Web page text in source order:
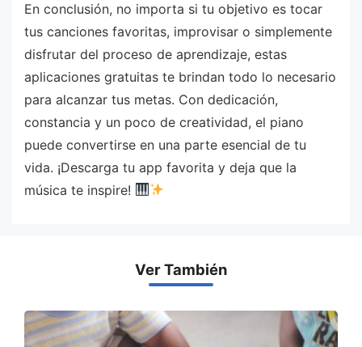
En conclusión, no importa si tu objetivo es tocar
tus canciones favoritas, improvisar o simplemente
disfrutar del proceso de aprendizaje, estas
aplicaciones gratuitas te brindan todo lo necesario
para alcanzar tus metas. Con dedicación,
constancia y un poco de creatividad, el piano
puede convertirse en una parte esencial de tu
vida. ¡Descarga tu app favorita y deja que la
música te inspire!
Ver También